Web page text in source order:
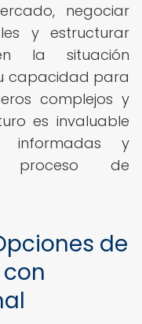
negociar
y estructurar
la situación
capacidad para
complejos y
es invaluable
informadas y
de
de